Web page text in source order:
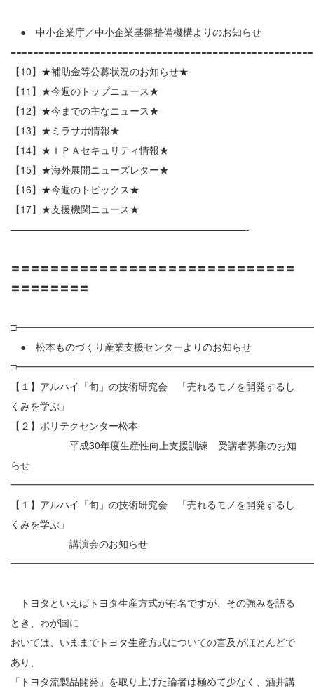
● 中小企業庁／中小企業基盤整備機構よりのお知らせ
【10】★補助金等公募状況のお知らせ★
【11】★今週のトップニュース★
【12】★今までの主なニュース★
【13】★ミラサポ情報★
【14】★ＩＰＡセキュリティ情報★
【15】★海外展開ニューズレター★
【16】★今週のトピックス★
【17】★支援機関ニュース★
————————————————————————-
〓〓〓〓〓〓〓〓〓〓〓〓〓〓〓〓〓〓〓〓〓〓〓〓〓〓〓〓〓
〓〓〓〓〓〓〓〓
● 松本ものづくり産業支援センターよりのお知らせ
【１】アルハイ「旬」の技術研究会 「売れるモノを開発するし
くみを学ぶ」
【２】ポリテクセンター松本
平成30年度生産性向上支援訓練 受講者募集のお知
らせ
【１】アルハイ「旬」の技術研究会 「売れるモノを開発するし
くみを学ぶ」
講演会のお知らせ
トヨタといえばトヨタ生産方式が有名ですが、その強みを語る
とき、わが国に
おいては、いままでトヨタ生産方式についての言及がほとんどで
あり、
「トヨタ流製品開発」を取り上げた論者は極めて少なく、酒井講